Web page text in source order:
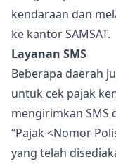
kendaraan dan
ke kantor SAMSAT.
Layanan SMS
Beberapa daerah
untuk cek pajak
mengirimkan SMS
“Pajak <Nomor
yang telah